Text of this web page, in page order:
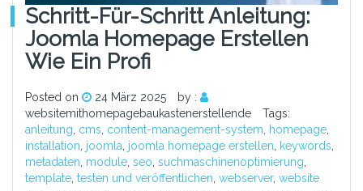
Schritt-Für-Schritt Anleitung:
Joomla Homepage Erstellen
Wie Ein Profi
Posted on 24 März 2025
by :
websitemithomepagebaukastenerstellende
Tags:
anleitung, cms, content-management-system, homepage,
installation, joomla, joomla homepage erstellen, keywords,
metadaten, module, seo, suchmaschinenoptimierung,
template, testen und veröffentlichen, webserver, website